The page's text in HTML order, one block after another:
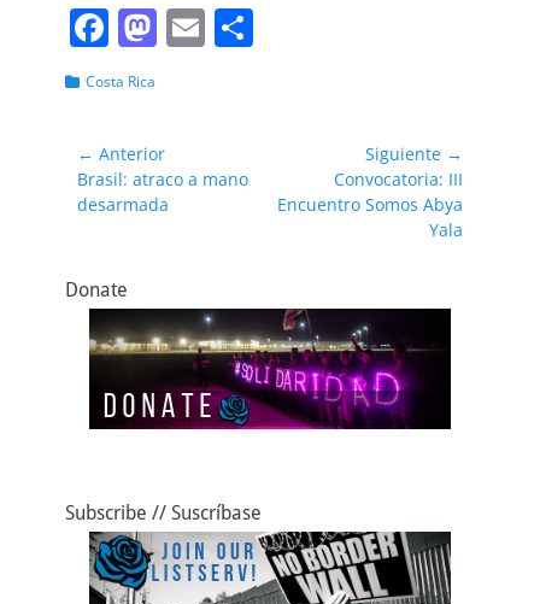
F
a
c
e
b
o
k
M
o
d
o
E
tir
Categorias
Costa Rica
Navegación
de
entradas
← Anterior
Entrada
anterior:
Brasil: atraco a mano
desarmada
Siguiente →
siguiente:
Convocatoria: III
Encuentro Somos Abya
Yala
Donate
Subscribe // Suscríbase